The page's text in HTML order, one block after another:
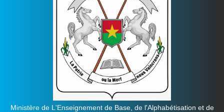
Ministère de L'Enseignement de Base, de l'Alphabétisation et de